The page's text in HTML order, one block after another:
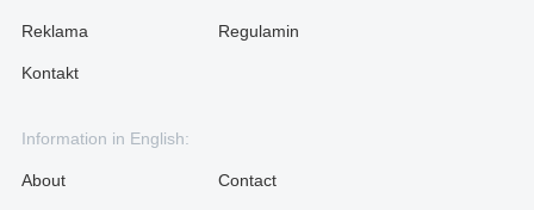
Reklama
Kontakt
Regulamin
Information in English:
About Contact